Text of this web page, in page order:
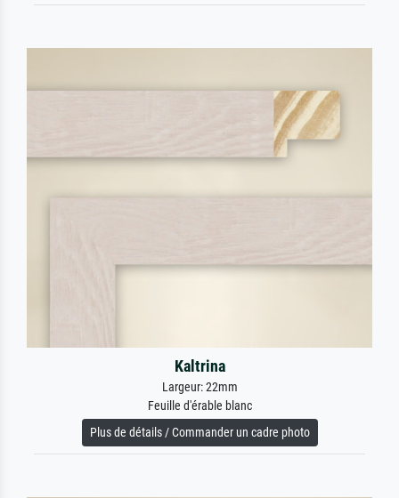
Kaltrina
Largeur: 22mm
Feuille d'érable blanc
Plus de détails / Commander un cadre photo